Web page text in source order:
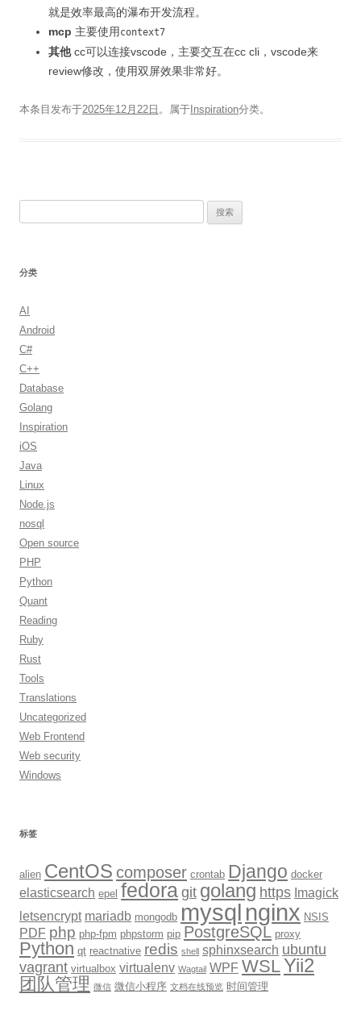
就是效率最高的瀑布开发流程。
mcp 主要使用 context7
其他cc可以连接vscode，主要交互在cc cli，vscode来
review修改，使用双屏效果非常好。
本条目发布于2025年12月22日 。属于 Inspiration分类。
分类
AI
Android
C#
C++
Database
Golang
Inspiration
iOS
Java
Linux
Node.js
nosql
Open source
PHP
Python
Quant
Reading
Ruby
Rust
Tools
Translations
Uncategorized
Web Frontend
Web security
Windows
标签
alien CentOS composer crontab Django docker
elasticsearch epel fedora git golang https Imagick
letsencrypt mariadb mongodb mysql nginx NSIS
PDF php php-fpm phpstorm pip PostgreSQL proxy
Python qt reactnative redis shell sphinxsearch ubuntu
vagrant virtualbox virtualenv Wagtail WPF WSLYii2
团队管理 微信 微信小程序 文档在线预览 时间管理